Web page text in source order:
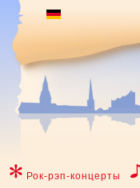
Рок-рэп-концерты